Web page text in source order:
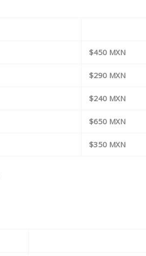
$450 MXN
$290 MXN
$240 MXN
$650 MXN
$350 MXN